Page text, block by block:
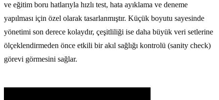
ve eğitim boru hatlarıyla hızlı test, hata ayıklama ve deneme
yapılması için özel olarak tasarlanmıştır. Küçük boyutu sayesinde
yönetimi son derece kolaydır, çeşitliliği ise daha büyük veri setlerine
ölçeklendirmeden önce etkili bir akıl sağlığı kontrolü (sanity check)
görevi görmesini sağlar.